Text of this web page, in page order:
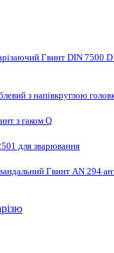
Гвинт DIN 7500
з напівкруглою
з гаком Q
для зварювання
Гвинт AN 294